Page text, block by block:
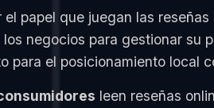
papel que juegan las
negocios para gestionar su
el posicionamiento local
leen reseñas